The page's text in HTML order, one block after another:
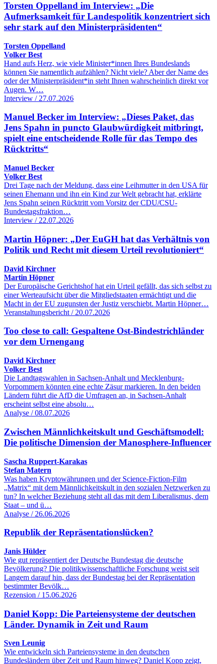
Torsten Oppelland im Interview: „Die
Aufmerksamkeit für Landespolitik konzentriert sich
sehr stark auf den Ministerpräsidenten“
Torsten Oppelland
Volker Best
Hand aufs Herz, wie viele Minister*innen Ihres Bundeslands
können Sie namentlich aufzählen? Nicht viele? Aber der Name des
oder der Ministerpräsident*in steht Ihnen wahrscheinlich direkt vor
Augen. W…
Interview / 27.07.2026
Manuel Becker im Interview: „Dieses Paket, das
Jens Spahn in puncto Glaubwürdigkeit mitbringt,
spielt eine entscheidende Rolle für das Tempo des
Rücktritts“
Manuel Becker
Volker Best
Drei Tage nach der Meldung, dass eine Leihmutter in den USA für
seinen Ehemann und ihn ein Kind zur Welt gebracht hat, erklärte
Jens Spahn seinen Rücktritt vom Vorsitz der CDU/CSU-
Bundestagsfraktion…
Interview / 22.07.2026
Martin Höpner: „Der EuGH hat das Verhältnis von
Politik und Recht mit diesem Urteil revolutioniert“
David Kirchner
Martin Höpner
Der Europäische Gerichtshof hat ein Urteil gefällt, das sich selbst zu
einer Werteaufsicht über die Mitgliedstaaten ermächtigt und die
Macht in der EU zugunsten der Justiz verschiebt. Martin Höpner…
Veranstaltungsbericht / 20.07.2026
Too close to call: Gespaltene Ost-Bindestrichländer
vor dem Urnengang
David Kirchner
Volker Best
Die Landtagswahlen in Sachsen-Anhalt und Mecklenburg-
Vorpommern könnten eine echte Zäsur markieren. In den beiden
Ländern führt die AfD die Umfragen an, in Sachsen-Anhalt
erscheint selbst eine absolu…
Analyse / 08.07.2026
Zwischen Männlichkeitskult und Geschäftsmodell:
Die politische Dimension der Manosphere-Influencer
Sascha Ruppert-Karakas
Stefan Matern
Was haben Kryptowährungen und der Science-Fiction-Film
„Matrix“ mit dem Männlichkeitskult in den sozialen Netzwerken zu
tun? In welcher Beziehung steht all das mit dem Liberalismus, dem
Staat – und ü…
Analyse / 26.06.2026
Republik der Repräsentationslücken?
Janis Hülder
Wie gut repräsentiert der Deutsche Bundestag die deutsche
Bevölkerung? Die politikwissenschaftliche Forschung weist seit
Langem darauf hin, dass der Bundestag bei der Repräsentation
bestimmter Bevölk…
Rezension / 15.06.2026
Daniel Kopp: Die Parteiensysteme der deutschen
Länder. Dynamik in Zeit und Raum
Sven Leunig
Wie entwickeln sich Parteiensysteme in den deutschen
Bundesländern über Zeit und Raum hinweg? Daniel Kopp zeigt,